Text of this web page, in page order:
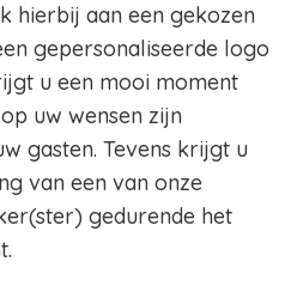
hierbij aan een gekozen
gepersonaliseerde logo
u een mooi moment
uw wensen zijn
gasten. Tevens krijgt u
van een van onze
gedurende het